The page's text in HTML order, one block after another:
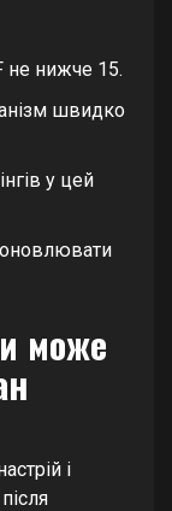
не нижче 15.
швидко
у цей
може
і